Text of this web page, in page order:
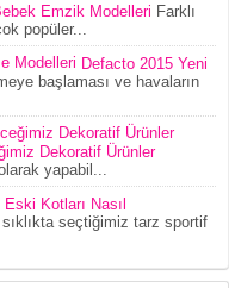
Emzik Modelleri Farklı
popüler...
Defacto 2015 Yeni
başlaması ve havaların
Dekoratif Ürünler
yapabil...
Eski Kotları Nasıl
seçtiğimiz tarz sportif